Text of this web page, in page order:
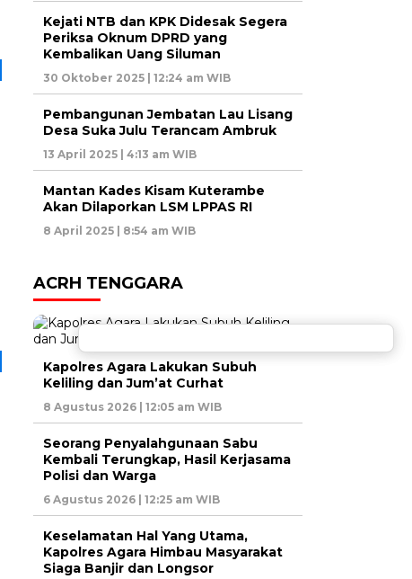
Kejati NTB dan KPK Didesak Segera
Periksa Oknum DPRD yang
Kembalikan Uang Siluman
30 Oktober 2025 | 12:24 am WIB
Pembangunan Jembatan Lau Lisang
Desa Suka Julu Terancam Ambruk
13 April 2025 | 4:13 am WIB
Mantan Kades Kisam Kuterambe
Akan Dilaporkan LSM LPPAS RI
8 April 2025 | 8:54 am WIB
ACRH TENGGARA
Kapolres Agara Lakukan Subuh
Keliling dan Jum’at Curhat
8 Agustus 2026 | 12:05 am WIB
Seorang Penyalahgunaan Sabu
Kembali Terungkap, Hasil Kerjasama
Polisi dan Warga
6 Agustus 2026 | 12:25 am WIB
Keselamatan Hal Yang Utama,
Kapolres Agara Himbau Masyarakat
Siaga Banjir dan Longsor